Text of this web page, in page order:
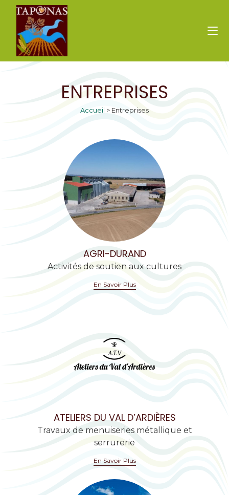
ENTREPRISES
Accueil > Entreprises
AGRI-DURAND
Activités de soutien aux cultures
En Savoir Plus
ATELIERS DU VAL D’ARDIÈRES
Travaux de menuiseries métallique et
serrurerie
En Savoir Plus